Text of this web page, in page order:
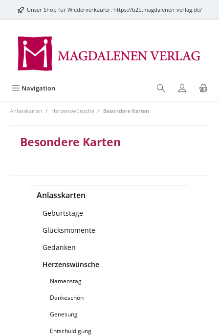
springenUnser Shop für Wiederverkäufer: https://b2b.magdalenen-verlag.de/
Navigation
Anlasskarten / Herzenswünsche / Besondere Karten
Besondere Karten
Anlasskarten
Geburtstage
Glücksmomente
Gedanken
Herzenswünsche
Namenstag
Dankeschön
Genesung
Entschuldigung